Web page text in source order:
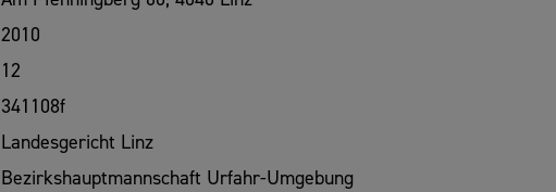
2010
12
341108f
Landesgericht Linz
Bezirkshauptmannschaft Urfahr-Umgebung